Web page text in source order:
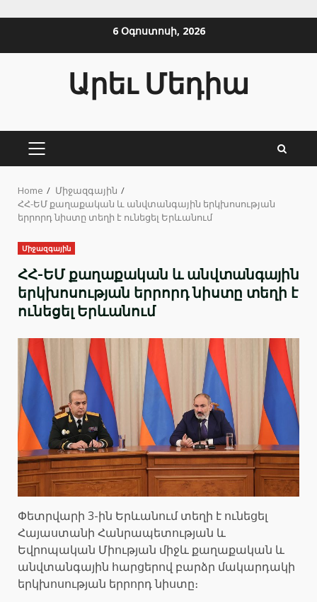
6 Օգոստոսի, 2026
Արեւ Մեդիա
PRIMARY
Home
Միջազգային
ՀՀ-ԵՄ քաղաքական և անվտանգային երկխոսության
երրորդ նիստը տեղի է ունեցել Երևանում
Միջազգային
ՀՀ-ԵՄ քաղաքական և անվտանգային
երկխոսության երրորդ նիստը տեղի է
ունեցել Երևանում
Փետրվարի 3-ին Երևանում տեղի է ունեցել
Հայաստանի Հանրապետության և
Եվրոպական Միության միջև քաղաքական և
անվտանգային հարցերով բարձր մակարդակի
երկխոսության երրորդ նիստը։